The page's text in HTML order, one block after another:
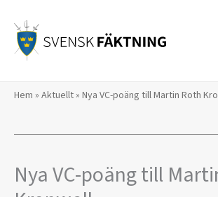
innehåll
Hem » Aktuellt» Nya VC-poäng till Martin Roth
Nya VC-poäng till